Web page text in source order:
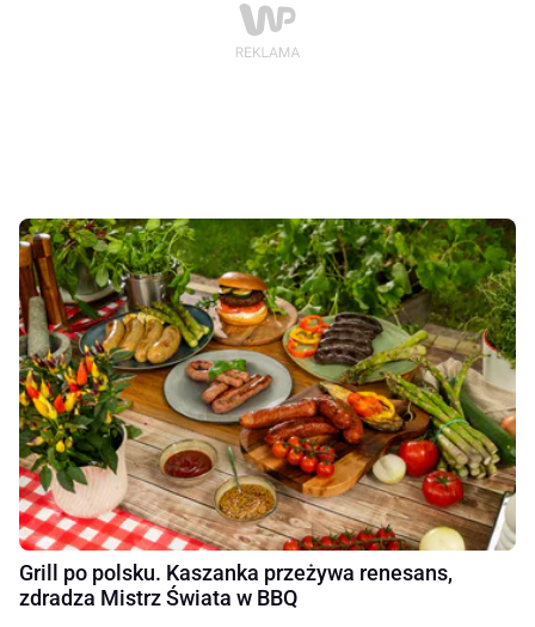
Grill po polsku. Kaszanka przeżywa renesans,
zdradza Mistrz Świata w BBQ